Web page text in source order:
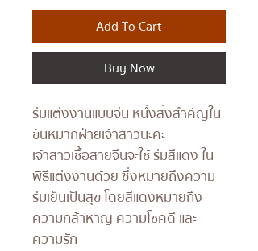
Add To Cart
Buy Now
ร่มแต่งงานแบบจีน หนึ่งสิ่งสำคัญใน
ขันหมากฝ่ายเจ้าสาวนะคะ
เจ้าสาวเชื้อสายจีนจะใช้ ร่มสีแดง ใน
พิธีแต่งงานด้วย ซึ่งหมายถึงความ
ร่มเย็นเป็นสุข โดยสีแดงหมายถึง
ความกล้าหาญ ความโชคดี และ
ความรัก